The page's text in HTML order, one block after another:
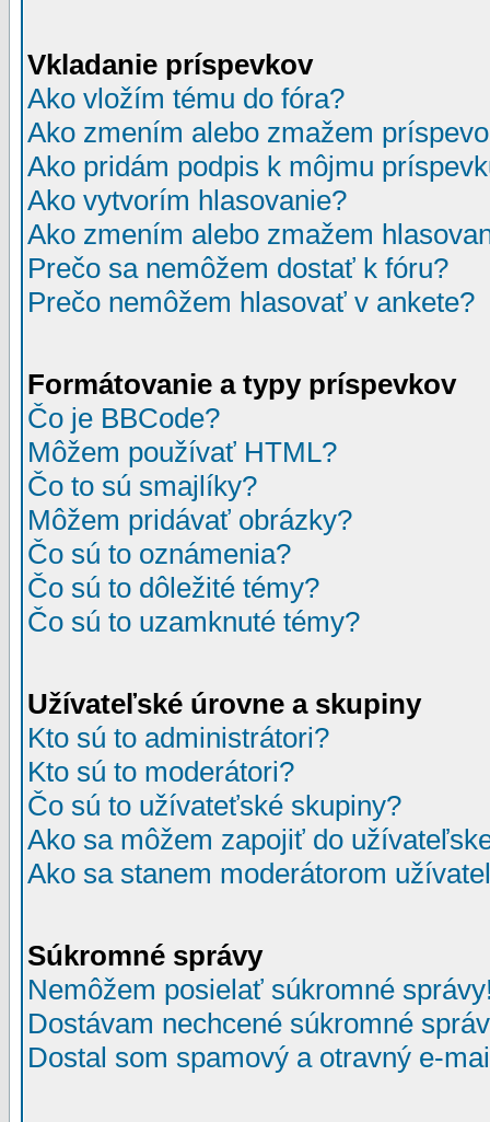
Vkladanie príspevkov
Ako vložím tému do fóra?
Ako zmením alebo zmažem
Ako pridám podpis k môjmu
Ako vytvorím hlasovanie?
Ako zmením alebo zmažem
Prečo sa nemôžem dostať k fóru?
Prečo nemôžem hlasovať v ankete?
Formátovanie a typy príspevkov
Čo je BBCode?
Môžem používať HTML?
Čo to sú smajlíky?
Môžem pridávať obrázky?
Čo sú to oznámenia?
Čo sú to dôležité témy?
Čo sú to uzamknuté témy?
Užívateľské úrovne a skupiny
Kto sú to administrátori?
Kto sú to moderátori?
Čo sú to užívateťské skupiny?
Ako sa môžem zapojiť do
Ako sa stanem moderátorom
Súkromné správy
Nemôžem posielať súkromné
Dostávam nechcené súkromné
Dostal som spamový a otravný e-